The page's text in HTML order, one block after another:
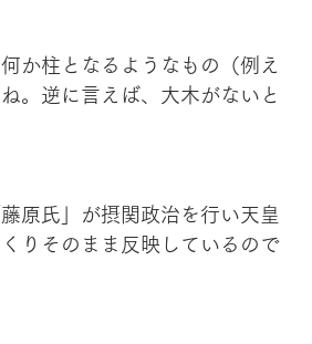
か柱となるようなもの（例え
。逆に言えば、大木がないと
原氏」が摂関政治を行い天皇
りそのまま反映しているので